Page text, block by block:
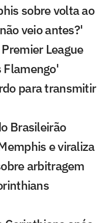
sobre volta ao
veio antes?'
League
Flamengo'
para transmitir
Brasileirão
e viraliza
arbitragem